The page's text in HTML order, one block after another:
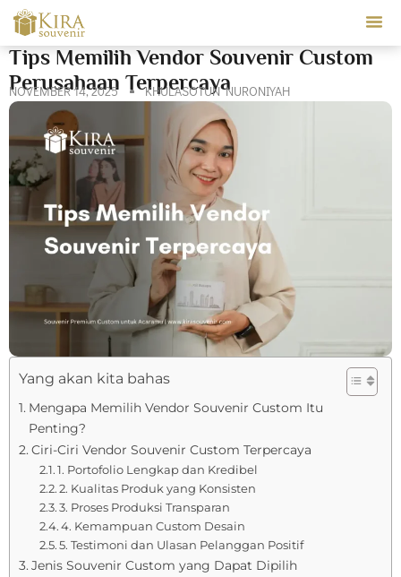
Tips Memilih Vendor Souvenir Custom
Perusahaan Terpercaya
NOVEMBER 14, 2025 KHULASOTUN NURONIYAH
Yang akan kita bahas
Mengapa Memilih Vendor Souvenir Custom Itu
Penting?
Ciri-Ciri Vendor Souvenir Custom Terpercaya
1. Portofolio Lengkap dan Kredibel
2. Kualitas Produk yang Konsisten
3. Proses Produksi Transparan
4. Kemampuan Custom Desain
5. Testimoni dan Ulasan Pelanggan Positif
Jenis Souvenir Custom yang Dapat Dipilih